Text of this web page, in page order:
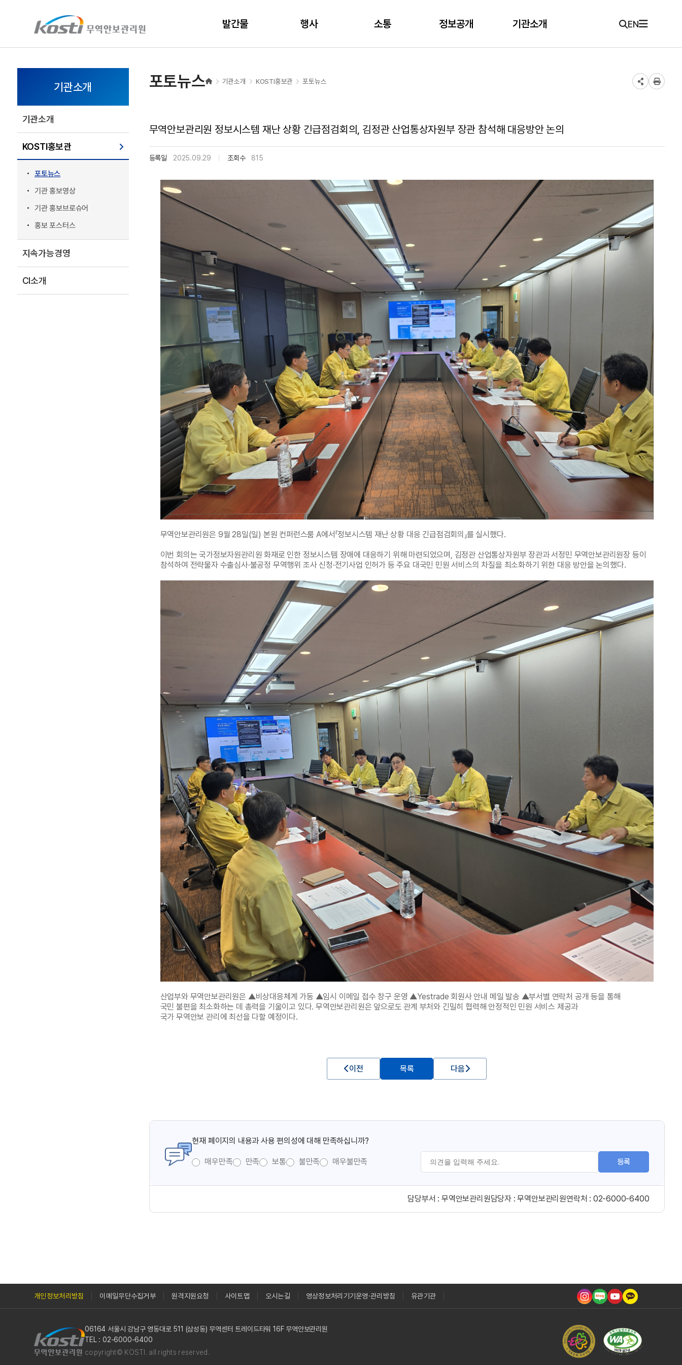
KOSTI 메인 페이지로 이동 발간물 행사 소통 정보공개 기관소개 EN
포토뉴스 기관소개 KOSTI홍보관 포토뉴스
무역안보관리원 정보시스템 재난 상황 긴급점검회의, 김정관 산업통상자원부 장관 참석해 대응방안 논의
등록일 2025.09.29 조회수 815
무역안보관리원은 9월 28일(일) 본원 컨퍼런스룸 A에서「정보시스템 재난 상황 대응 긴급점검회의」를 실시했다.
이번 회의는 국가정보자원관리원 화재로 인한 정보시스템 장애에 대응하기 위해 마련되었으며, 김정관 산업통상자원부 장관과 서정민 무역안보관리원장 등이
참석하여 전략물자 수출심사·불공정 무역행위 조사 신청·전기사업 인허가 등 주요 대국민 민원 서비스의 차질을 최소화하기 위한 대응 방안을 논의했다.
산업부와 무역안보관리원은 ▲비상대응체계 가동 ▲임시 이메일 접수 창구 운영 ▲Yestrade 회원사 안내 메일 발송 ▲부서별 연락처 공개 등을 통해
국민 불편을 최소화하는 데 총력을 기울이고 있다. 무역안보관리원은 앞으로도 관계 부처와 긴밀히 협력해 안정적인 민원 서비스 제공과
국가 무역안보 관리에 최선을 다할 예정이다.
이전 목록 다음
기관소개
기관소개
KOSTI홍보관
포토뉴스
기관 홍보영상
기관 홍보브로슈어
홍보 포스터스
지속가능경영
CI소개
현재 페이지의 내용과 사용 편의성에 대해 만족하십니까?
매우만족 만족 보통 불만족 매우불만족 등록
담당부서 : 무역안보관리원담당자 :무역안보관리원연락처 : 02-6000-6400
개인정보처리방침 이메일무단수집거부 원격지원요청 사이트맵 오시는길 영상정보처리기기운영·관리방침 유관기관
06164 서울시 강남구 영동대로 511 (삼성동) 무역센터 트레이드타워 16F 무역안보관리원
TEL : 02-6000-6400
copyright© KOSTI. all rights reserved.